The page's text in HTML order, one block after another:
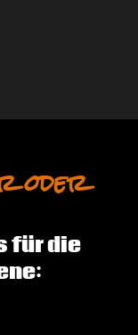
oder
für die